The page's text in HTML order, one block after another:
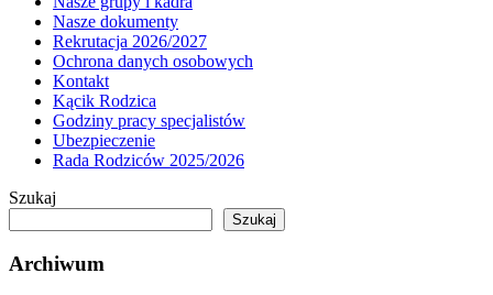
Nasze dokumenty
Rekrutacja 2026/2027
Ochrona danych osobowych
Kontakt
Kącik Rodzica
Godziny pracy specjalistów
Ubezpieczenie
Rada Rodziców 2025/2026
Szukaj
Szukaj
Archiwum